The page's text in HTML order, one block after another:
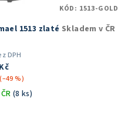
1513 zlaté Skladem v ČR
DPH
(–49 %)
(8 ks)
KÓD: 1513-GOLD